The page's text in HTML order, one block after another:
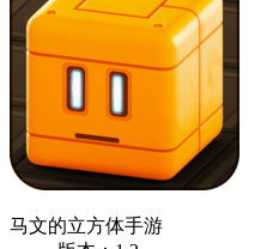
马文的立方体手游